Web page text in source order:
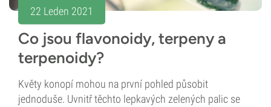
22 Leden 2021
Co jsou flavonoidy, terpeny a
terpenoidy?
Květy konopí mohou na první pohled působit
jednoduše. Uvnitř těchto lepkavých zelených palic se